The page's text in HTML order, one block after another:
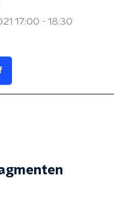
17:00 - 18:30